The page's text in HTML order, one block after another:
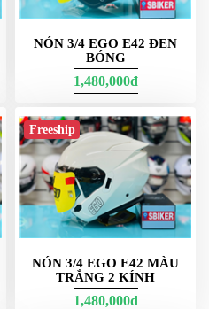
NÓN 3/4 EGO E42 ĐEN
BÓNG
1,480,000đ
Freeship
NÓN 3/4 EGO E42 MÀU
TRẮNG 2 KÍNH
1,480,000đ